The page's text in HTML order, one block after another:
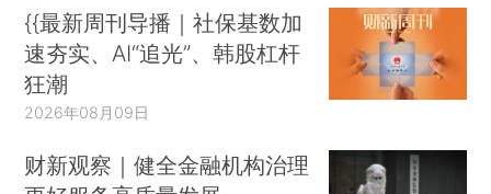
{{最新周刊导播｜社保基数加
速夯实、AI“追光”、韩股杠杆
狂潮
2026年08月09日
财新观察｜健全金融机构治理